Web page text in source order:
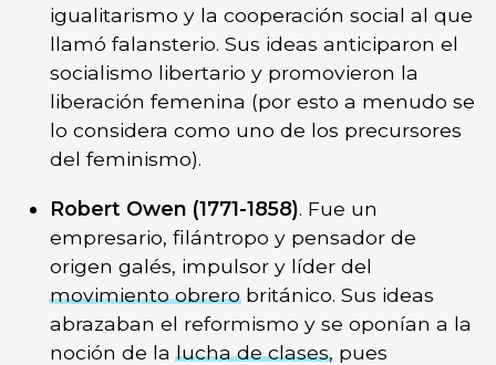
igualitarismo y la cooperación social al que
llamó falansterio. Sus ideas anticiparon el
socialismo libertario y promovieron la
liberación femenina (por esto a menudo se
lo considera como uno de los precursores
del feminismo).
Robert Owen (1771-1858). Fue un
empresario, filántropo y pensador de
origen galés, impulsor y líder del
movimiento obrerobritánico. Sus ideas
abrazaban el reformismo y se oponían a la
noción de lalucha de clases, pues